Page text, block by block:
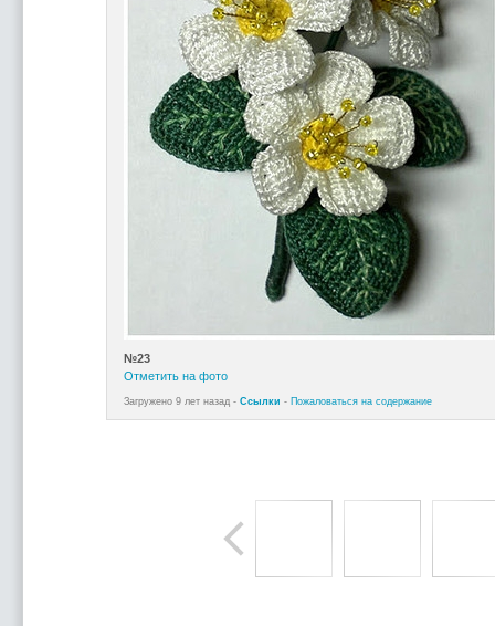
№23
Отметить на фото
Загружено 9 лет назад - Ссылки - Пожаловаться на содержание